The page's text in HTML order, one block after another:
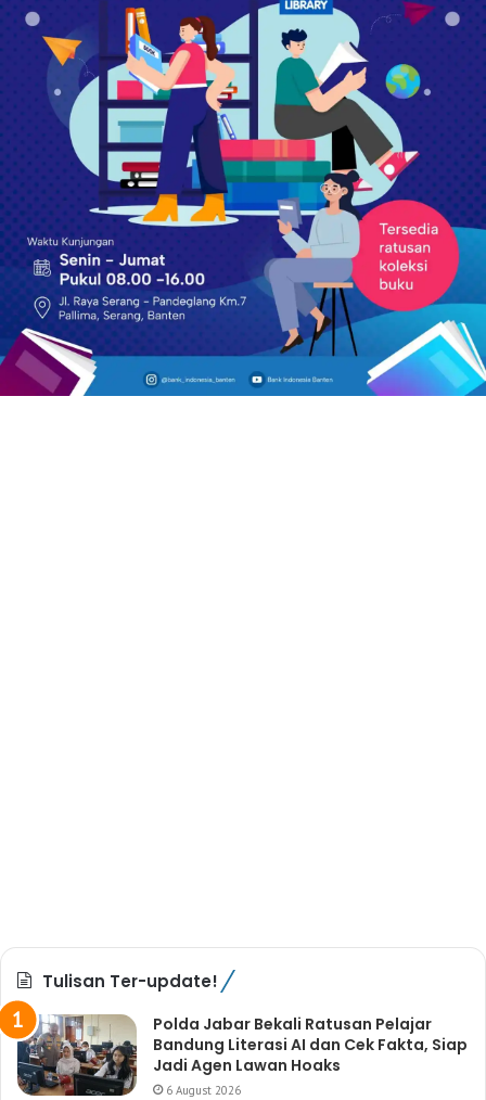
Tulisan Ter-update!
Polda Jabar Bekali Ratusan Pelajar
Bandung Literasi AI dan Cek Fakta, Siap
Jadi Agen Lawan Hoaks
6 August 2026